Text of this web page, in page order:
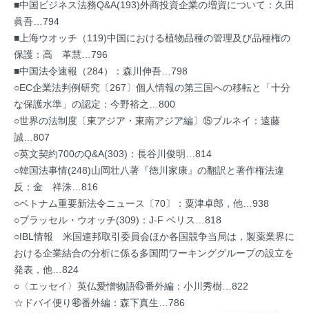
■中国ビジネス法務Q&A(193)外商投資企業の増資について：久田
眞吾…794
■上海ウオッチ（119)中国における植物品種の管理及び品種権の
保護：高 革慧…796
■中国法令速報（284）：森川伸吾…798
○EC企業法判例研究〔267〕個人情報の第三国への移転と「十分
な保護水準」の認定：今野裕之…800
○世界の法制度〔東アジア・東南アジア編〕⑮ブルネイ：遠藤
誠…807
○英文契約700のQ&A(303)：長谷川俊明…814
○韓国法事情(248)山岡壮八著『徳川家康』の翻訳と著作権法違
反：金 祥洙…816
○ベトナム重要新法令ニュース〔70〕：粟津卓郎，他…938
○ブラッセル・ウオッチ(309)：J-F ベリス…818
○IBL情報 米国連邦取引委員会ほか各国競争当局は，製薬業界に
おける企業結合の分析に係る多国間ワーキンググループの設立を
発表，他…824
○〈エッセイ〉英仏愛憎物語㊺番外編：小川秀樹…822
☆ドバイ便り㊻番外編：森下真生…786